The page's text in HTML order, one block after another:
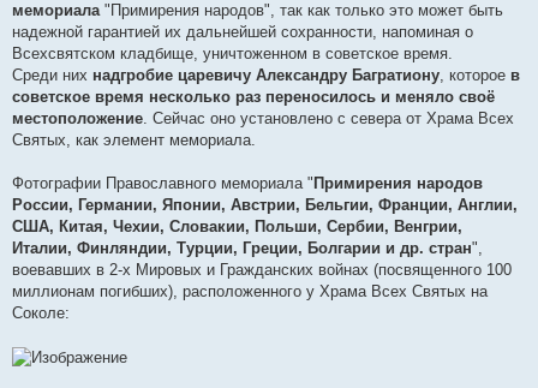
мемориала"Примирения народов", так как только это может быть
надежной гарантией их дальнейшей сохранности, напоминая о
Всехсвятском кладбище, уничтоженном в советское время.
Среди них надгробие царевичу Александру Багратиону, которое в
советское время несколько раз переносилось и меняло своё
местоположение. Сейчас оно установлено с севера от Храма Всех
Святых, как элемент мемориала.
Фотографии Православного мемориала " Примирения народов
России, Германии, Японии, Австрии, Бельгии, Франции, Англии,
США, Китая, Чехии, Словакии, Польши, Сербии, Венгрии,
Италии, Финляндии, Турции, Греции, Болгарии и др. стран",
воевавших в 2-х Мировых и Гражданских войнах (посвященного 100
миллионам погибших), расположенного у Храма Всех Святых на
Соколе: